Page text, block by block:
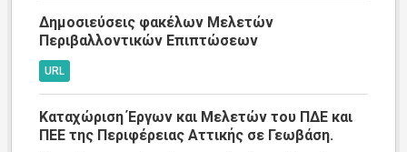
Δημοσιεύσεις φακέλων Μελετών
Περιβαλλοντικών Επιπτώσεων
URL
Καταχώριση Έργων και Μελετών του ΠΔΕ και
ΠΕΕ της Περιφέρειας Αττικής σε Γεωβάση.